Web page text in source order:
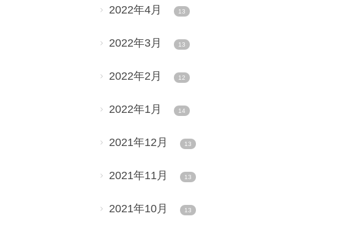
2022年4月 13
2022年3月 13
2022年2月 12
2022年1月 14
2021年12月 13
2021年11月 13
2021年10月 13